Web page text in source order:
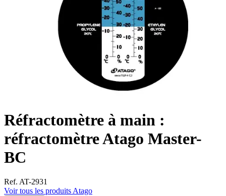
Réfractomètre à main :
réfractomètre Atago Master-
BC
Ref. AT-2931
Voir tous les produits Atago